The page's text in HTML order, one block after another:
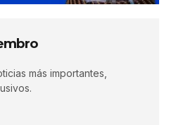
más importantes,